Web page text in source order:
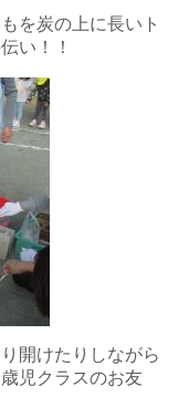
を炭の上に長いト
い！！
開けたりしながら
児クラスのお友